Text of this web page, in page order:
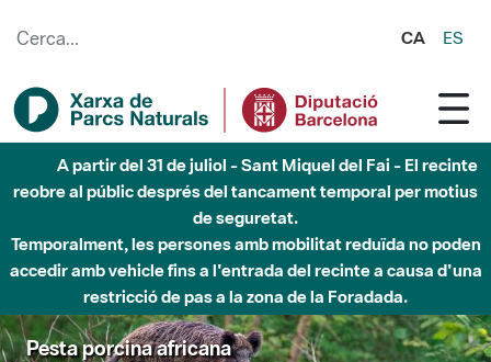
CA ES
A partir del 31 de juliol - Sant Miquel del Fai - El recinte
reobre al públic després del tancament temporal per motius
de seguretat.
Temporalment, les persones amb mobilitat reduïda no poden
accedir amb vehicle fins a l'entrada del recinte a causa d'una
restricció de pas a la zona de la Foradada.
Pesta porcina africana